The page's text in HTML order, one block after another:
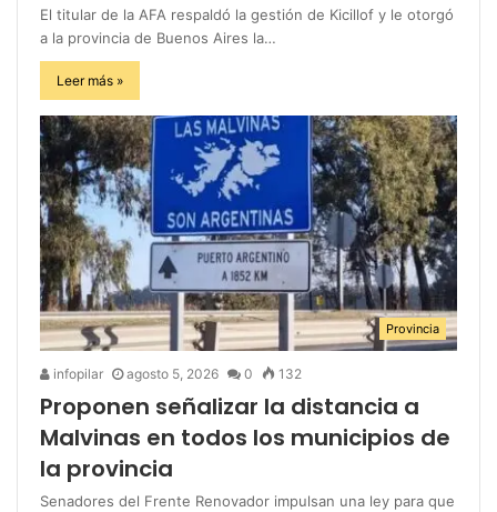
El titular de la AFA respaldó la gestión de Kicillof y le otorgó
a la provincia de Buenos Aires la…
Leer más »
Provincia
infopilar agosto 5, 2026 0 132
Proponen señalizar la distancia a
Malvinas en todos los municipios de
la provincia
Senadores del Frente Renovador impulsan una ley para que